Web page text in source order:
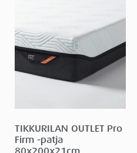
TIKKURILAN OUTLET Pro
Firm -patja